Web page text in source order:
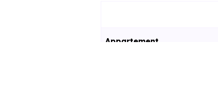
Appartement